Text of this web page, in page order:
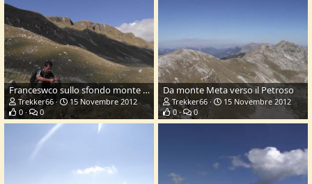
Franceswco sullo sfondo monte miele
Trekker66
15 Novembre 2012
0
0
Da monte Meta verso il Petroso
Trekker66
15 Novembre 2012
0
0